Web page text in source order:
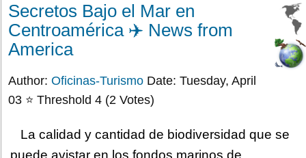
Secretos Bajo el Mar en
Centroamérica ✈️ News from
America
Author: Oficinas-Turismo Date: Tuesday, April
03 ⭐ Threshold 4 (2 Votes)
La calidad y cantidad de biodiversidad que se
puede avistar en los fondos marinos de